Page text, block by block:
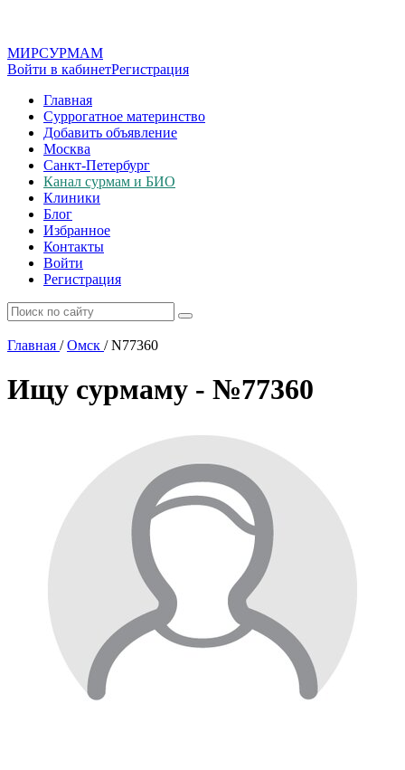
МИРСУРМАМ
Войти в кабинетРегистрация
Главная
Суррогатное материнство
Добавить объявление
Москва
Санкт-Петербург
Канал сурмам и БИО
Клиники
Блог
Избранное
Контакты
Войти
Регистрация
Главная / Омск /N77360
Ищу сурмаму - №77360